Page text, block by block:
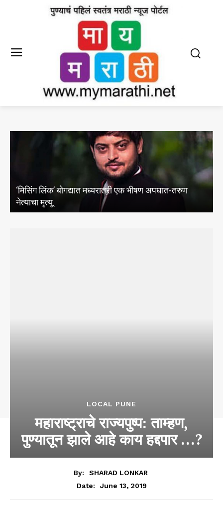
‘मिसिंग लिंक’ बोगद्यात मध्यरात्री एक भीषण अपघात-तरुण
नेत्याचा मृत्यू
LOCAL PUNE
महाराष्ट्राचे राज्यपुष्प: ताम्हण,
पुण्यातून झाले आहे काय हद्दपार …?
By:
SHARAD LONKAR
Date:
June 13, 2019